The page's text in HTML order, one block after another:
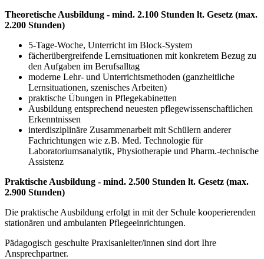
Theoretische Ausbildung - mind. 2.100 Stunden lt. Gesetz (max.
2.200 Stunden)
5-Tage-Woche, Unterricht im Block-System
fächerübergreifende Lernsituationen mit konkretem Bezug zu
den Aufgaben im Berufsalltag
moderne Lehr- und Unterrichtsmethoden (ganzheitliche
Lernsituationen, szenisches Arbeiten)
praktische Übungen in Pflegekabinetten
Ausbildung entsprechend neuesten pflegewissenschaftlichen
Erkenntnissen
interdisziplinäre Zusammenarbeit mit Schülern anderer
Fachrichtungen wie z.B. Med. Technologie für
Laboratoriumsanalytik, Physiotherapie und Pharm.-technische
Assistenz
Praktische Ausbildung - mind. 2.500 Stunden lt. Gesetz (max.
2.900 Stunden)
Die praktische Ausbildung erfolgt in mit der Schule kooperierenden
stationären und ambulanten Pflegeeinrichtungen.
Pädagogisch geschulte Praxisanleiter/innen sind dort Ihre
Ansprechpartner.